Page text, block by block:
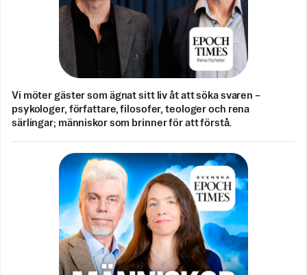
Vi möter gäster som ägnat sitt liv åt att söka svaren –
psykologer, författare, filosofer, teologer och rena
särlingar; människor som brinner för att förstå.